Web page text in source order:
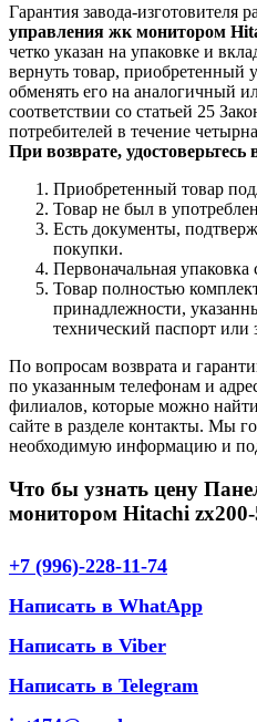
Гарантия завода-изготовителя
управления жк монитором
четко указан на упаковке и
вернуть товар, приобретенный
обменять его на аналогичный
соответствии со статьей 25
потребителей в течение
При возврате,
Приобретенный товар
Товар не был в
Есть документы,
покупки.
Первоначальная
Товар полностью
принадлежности,
технический паспорт
По вопросам возврата и
по указанным телефонам и
филиалов, которые можно
сайте в разделе контакты. Мы
необходимую информацию и
Что бы узнать цену
монитором Hitachi
+7 (996)-228-11-74
Написать в WhatApp
Написать в Viber
Написать в Telegram